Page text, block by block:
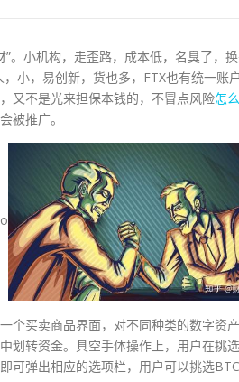
。小机构，走歪路，成本低，名臭了，
小，易创新，货也多，FTX也有统一账
又不是光来担保本钱的，不冒点风险怎么
被推广。
个买卖商品界面，对不同种类的数字资
划转资金。具空手体操作上，用户在挑
可弹出相应的选项栏，用户可以挑选